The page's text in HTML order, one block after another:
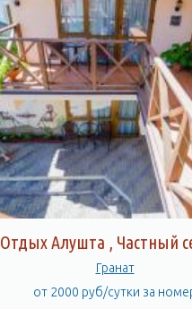
Отдых Алушта , Частный
Гранат
от 2000 руб/сутки за